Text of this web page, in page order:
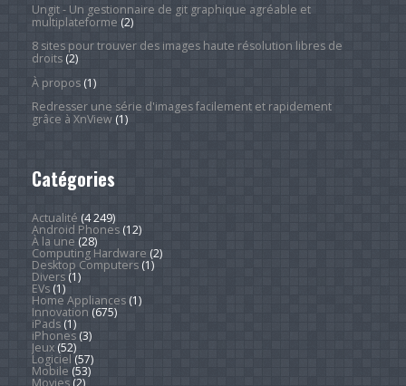
Ungit - Un gestionnaire de git graphique agréable et
multiplateforme (2)
8 sites pour trouver des images haute résolution libres de
droits(2)
À propos(1)
Redresser une série d'images facilement et rapidement
grâce à XnView(1)
Catégories
Actualité (4 249)
Android Phones(12)
À la une (28)
Computing Hardware (2)
Desktop Computers(1)
Divers(1)
EVs(1)
Home Appliances(1)
Innovation (675)
iPads(1)
iPhones(3)
Jeux(52)
Logiciel (57)
Mobile (53)
Movies(2)